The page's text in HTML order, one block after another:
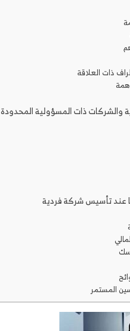
ذات العلاقة
والشركات ذات المسؤولية المحدودة
عند تأسيس شركة فردية
المستمر